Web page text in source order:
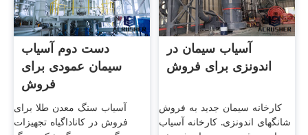
دست دوم آسیاب
سیمان عمودی برای
فروش
آسیاب سنگ معدن طلا برای
فروش در کاناداگیاه تجهیزات
آسیاب سیمان در
اندونزی برای فروش
کارخانه سیمان جدید به فروش
شانگهای اندونزی. کارخانه آسیاب